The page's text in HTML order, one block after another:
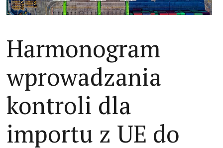
Harmonogram
wprowadzania
kontroli dla
importu z UE do